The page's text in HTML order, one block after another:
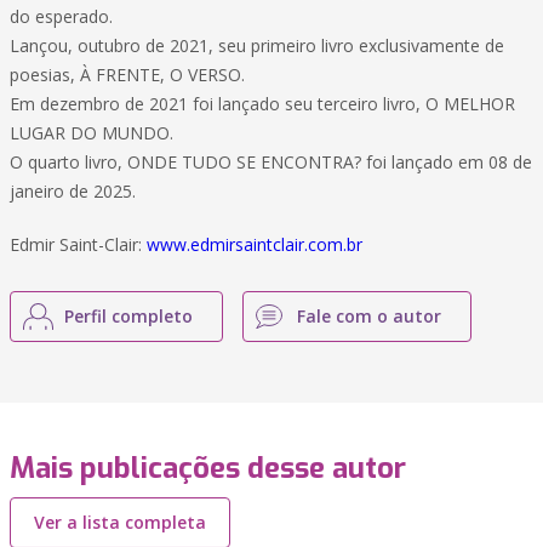
do esperado.
Lançou, outubro de 2021, seu primeiro livro exclusivamente de
poesias, À FRENTE, O VERSO.
Em dezembro de 2021 foi lançado seu terceiro livro, O MELHOR
LUGAR DO MUNDO.
O quarto livro, ONDE TUDO SE ENCONTRA? foi lançado em 08 de
janeiro de 2025.
Edmir Saint-Clair: www.edmirsaintclair.com.br
Perfil completo Fale com o autor
Mais publicações desse autor
Ver a lista completa